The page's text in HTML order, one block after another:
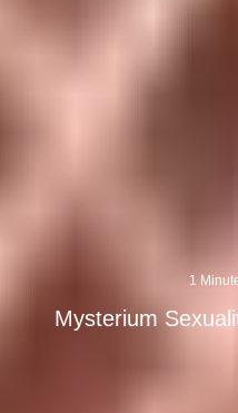
1
Mysterium